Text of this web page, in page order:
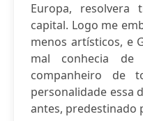
Europa, resolvera
capital. Logo me
menos artísticos, e
mal conhecia de
companheiro de
personalidade essa
antes, predestinado